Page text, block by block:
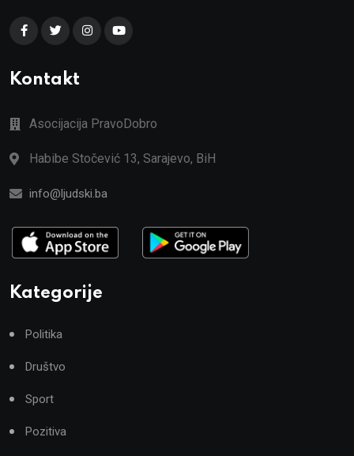
Kontakt
Asocijacija PravoDobro
Habibe Stočević 13, Sarajevo, BiH
info@ljudski.ba
Kategorije
Politika
Društvo
Sport
Pozitiva